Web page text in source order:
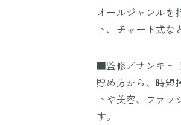
オールジャンルを
ト、チャート式
■監修／サンキュ
貯め方から、時短
トや美容、ファ
す。